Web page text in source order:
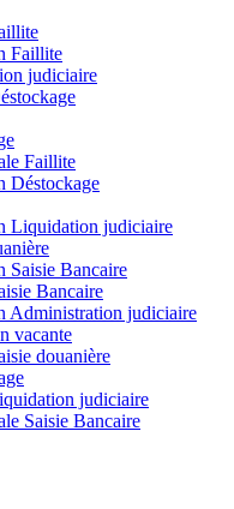
Faillite
judiciaire
Faillite
Déstockage
Liquidation judiciaire
Saisie Bancaire
Bancaire
Administration judiciaire
vacante
douanière
judiciaire
Saisie Bancaire